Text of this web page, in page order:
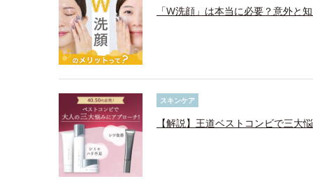
「W洗顔」は本当に必要？意外と
スキンケア
【解説】王道ベストコンビで三大